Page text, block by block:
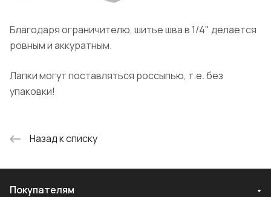
Благодаря ограничителю, шитье шва в 1/4" делается
ровным и аккуратным.
Лапки могут поставляться россыпью, т.е. без
упаковки!
Назад к списку
Покупателям